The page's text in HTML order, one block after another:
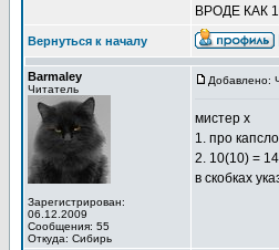
ВРОДЕ КАК
Вернуться к началу
Barmaley
Читатель
Зарегистрирован:
06.12.2009
Сообщения: 55
Откуда: Сибирь
Добавлено:
мистер х
1. про
2. 10(10) =
в скобках